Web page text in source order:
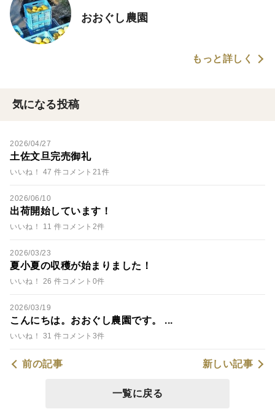
おおぐし農園
もっと詳しく
気になる投稿
2026/04/27
土佐文旦完売御礼
いいね！ 47 件 コメント21件
2026/06/10
出荷開始しています！
いいね！ 11 件 コメント2件
2026/03/23
夏小夏の収穫が始まりました！
いいね！ 26 件 コメント0件
2026/03/19
こんにちは。おおぐし農園です。 ...
いいね！ 31 件 コメント3件
前の記事 新しい記事
一覧に戻る